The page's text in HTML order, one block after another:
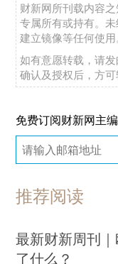
财新网所刊载内容
专属所有或持有。
建立镜像等任何使用
如有意愿转载，请
确认及授权后，方可
免费订阅财新网主
推荐阅读
最新财新周刊
了什么？